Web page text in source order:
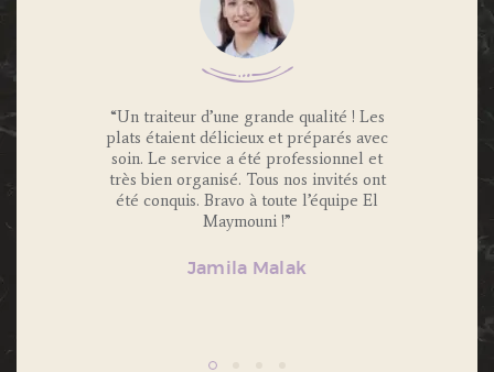
invités
“Un traiteur d’une grande qualité ! Les
plats étaient délicieux et préparés avec
soin. Le service a été professionnel et
très bien organisé. Tous nos invités ont
été conquis. Bravo à toute l’équipe El
Maymouni !”
Jamila Malak
“Nous